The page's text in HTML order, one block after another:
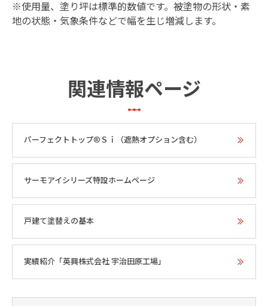
※使用量、塗り坪は標準的数値です。被塗物の形状・素
地の状態・気象条件などで幅を生じ増減します。
関連情報ページ
パーフェクトトップ®Ｓｉ（遮熱オプション含む）
サーモアイシリーズ特設ホームページ
戸建て塗替えの基本
実績紹介「英興株式会社 宇治田原工場」